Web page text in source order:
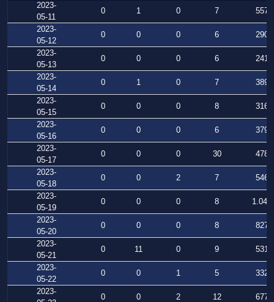
2023-
05-11
0 1 0 7
557
2023-
05-12
0 0 0 6
290
2023-
05-13
0 0 0 6
241
2023-
05-14
0 1 0 7
389
2023-
05-15
0 0 0 8
316
2023-
05-16
0 0 0 6
379
2023-
05-17
0 0 0 30
478
2023-
05-18
0 0 2 7
546
2023-
05-19
0 0 0 8
1.040
2023-
05-20
0 0 0 8
827
2023-
05-21
0 11 0 9
531
2023-
05-22
0 0 1 5
332
2023-
0 0 2 12
677